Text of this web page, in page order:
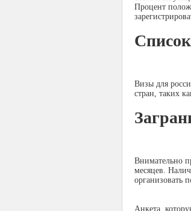
Процент
Визы для
стран, таких
Внимательно
месяцев.
организовать
Анкета,